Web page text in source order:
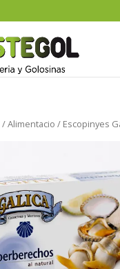
/Alimentacio / Escopinyes